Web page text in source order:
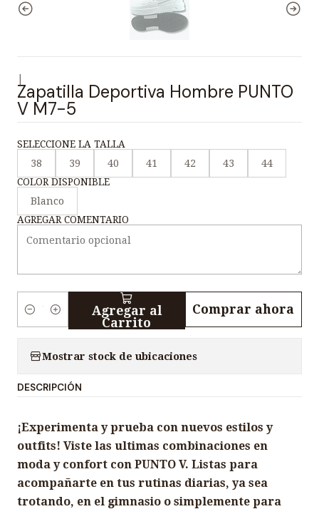
Zapatilla Deportiva Hombre PUNTO
V M7-5
SELECCIONE LA TALLA
38
39 40 41 42 43
44
COLOR DISPONIBLE
Blanco
AGREGAR COMENTARIO
i
a
d
Agregar al
Carrito
Comprar ahora
Mostrar stock de ubicaciones
DESCRIPCIÓN
¡Experimenta y prueba con nuevos estilos y
outfits! Viste las ultimas combinaciones en
moda y confort con PUNTO V. Listas para
acompañarte en tus rutinas diarias, ya sea
trotando, en el gimnasio o simplemente para